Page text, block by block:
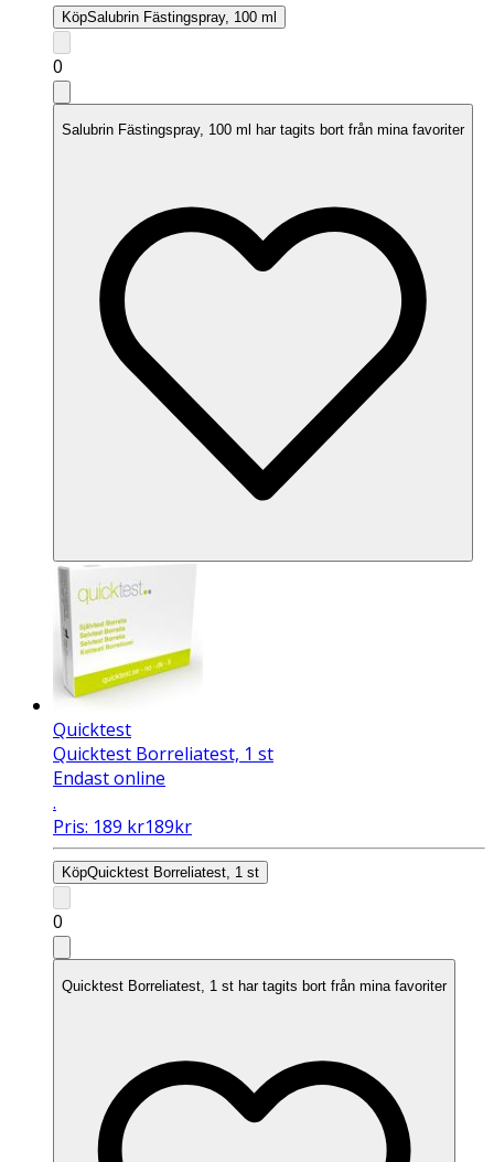
KöpSalubrin Fästingspray, 100 ml
0
Salubrin Fästingspray, 100 ml har tagits bort från mina favoriter
Quicktest
Quicktest Borreliatest, 1 st
Endast online
.
Pris: 189 kr189kr
KöpQuicktest Borreliatest, 1 st
0
Quicktest Borreliatest, 1 st har tagits bort från mina favoriter